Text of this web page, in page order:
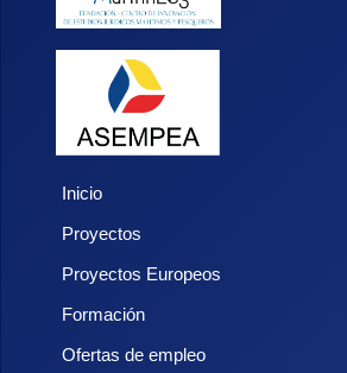
Inicio
Proyectos
Proyectos Europeos
Formación
Ofertas de empleo